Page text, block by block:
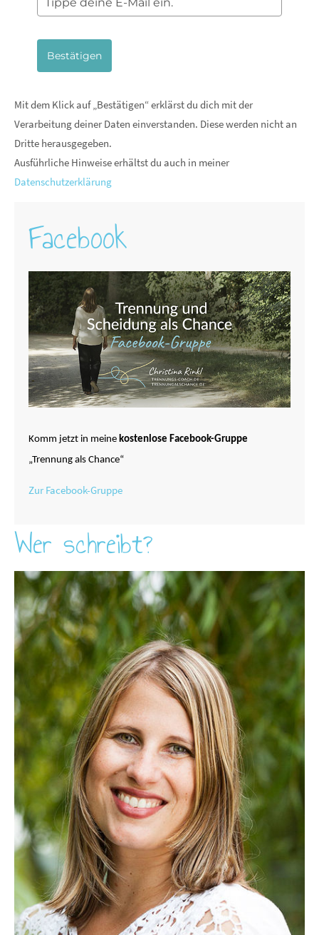
Bestätigen
Mit dem Klick auf „Bestätigen“ erklärst du dich mit der
Verarbeitung deiner Daten einverstanden. Diese werden nicht an
Dritte herausgegeben.
Ausführliche Hinweise erhältst du auch in meiner
Datenschutzerklärung
Facebook
Komm jetzt in meine kostenlose Facebook-Gruppe
„Trennung als Chance“
Zur Facebook-Gruppe
Wer schreibt?